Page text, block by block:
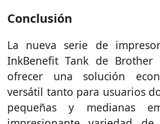
Conclusión
La nueva serie de
InkBenefit Tank de Brother
ofrecer una solución
versátil tanto para usuarios
pequeñas y medianas